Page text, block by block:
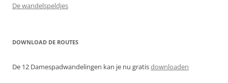
De wandelspeldjes
DOWNLOAD DE ROUTES
De 12 Damespadwandelingen kan je nu gratisdownloaden